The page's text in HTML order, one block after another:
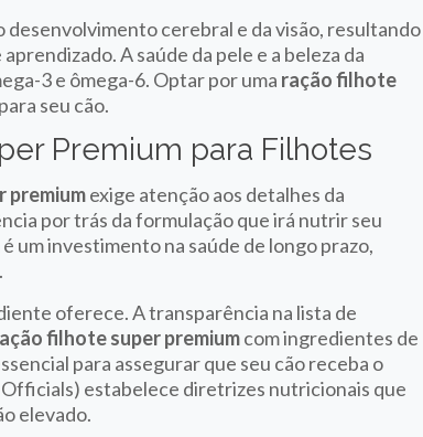
desenvolvimento cerebral e da visão, resultando
A saúde da pele e a beleza da
3 e ômega-6. Optar por uma ração filhote
seu cão.
Premium para Filhotes
premiumexige atenção aos detalhes da
por trás da formulação que irá nutrir seu
um investimento na saúde de longo prazo,
oferece. A transparência na lista de
filhote super premiumcom ingredientes de
para assegurar que seu cão receba o
estabelece diretrizes nutricionais que
elevado.